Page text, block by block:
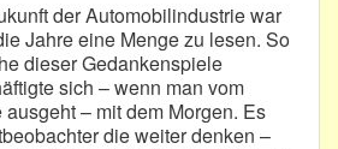
der Automobilindustrie war
Jahre eine Menge zu lesen. So
dieser Gedankenspiele
sich – wenn man vom
ausgeht – mit dem Morgen. Es
die weiter denken –